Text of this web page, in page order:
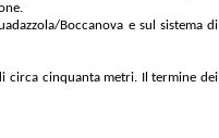
Boccanova e sul sistema di
circa cinquanta metri. Il termine dei